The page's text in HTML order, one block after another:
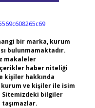
bir marka, kurum
bulunmamaktadır.
makaleler
haber niteliği
kişiler hakkında
kurum ve kişiler ile isim
bilgiler